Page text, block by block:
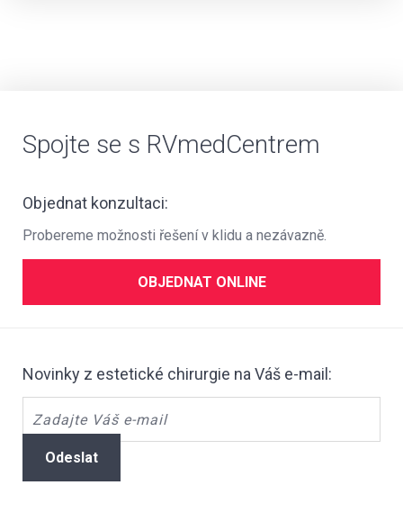
Spojte se s RVmedCentrem
Objednat konzultaci:
Probereme možnosti řešení v klidu a nezávazně.
OBJEDNAT ONLINE
Novinky z estetické chirurgie na Váš e-mail:
Odeslat